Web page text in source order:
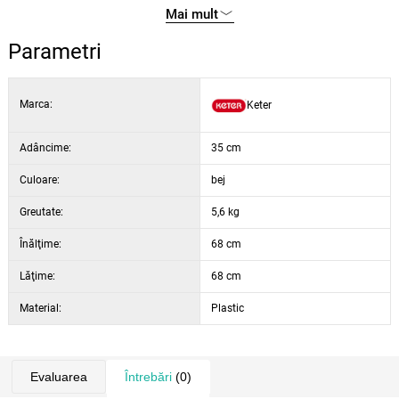
dimensiuni: 68 x 68 x 35 cm
întreținere: ștergere cu o cârpă umedă
rezistență: la intemperii și radiații UV
Mai mult
Parametri
Marca: Keter
Adâncime: 35 cm
Culoare: bej
Greutate: 5,6 kg
Înălţime: 68 cm
Lăţime: 68 cm
Material: Plastic
Evaluarea Întrebări(0)